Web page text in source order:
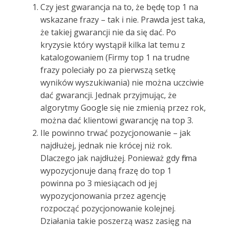
Czy jest gwarancja na to, że będę top 1 na
wskazane frazy – tak i nie. Prawda jest taka,
że takiej gwarancji nie da się dać. Po
kryzysie który wystąpił kilka lat temu z
katalogowaniem (Firmy top 1 na trudne
frazy poleciały po za pierwszą setkę
wyników wyszukiwania) nie można uczciwie
dać gwarancji. Jednak przyjmując, że
algorytmy Google się nie zmienią przez rok,
można dać klientowi gwarancję na top 3.
Ile powinno trwać pozycjonowanie – jak
najdłużej, jednak nie krócej niż rok.
Dlaczego jak najdłużej. Ponieważ gdy firma
wypozycjonuje daną frazę do top 1
powinna po 3 miesiącach od jej
wypozycjonowania przez agencję
rozpocząć pozycjonowanie kolejnej.
Działania takie poszerzą wasz zasięg na